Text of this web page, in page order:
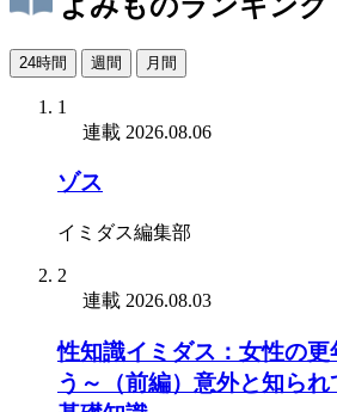
24時間 週間 月間
1
連載 2026.08.06
ゾス
イミダス編集部
2
連載 2026.08.03
性知識イミダス：女性の
う～（前編）意外と知ら